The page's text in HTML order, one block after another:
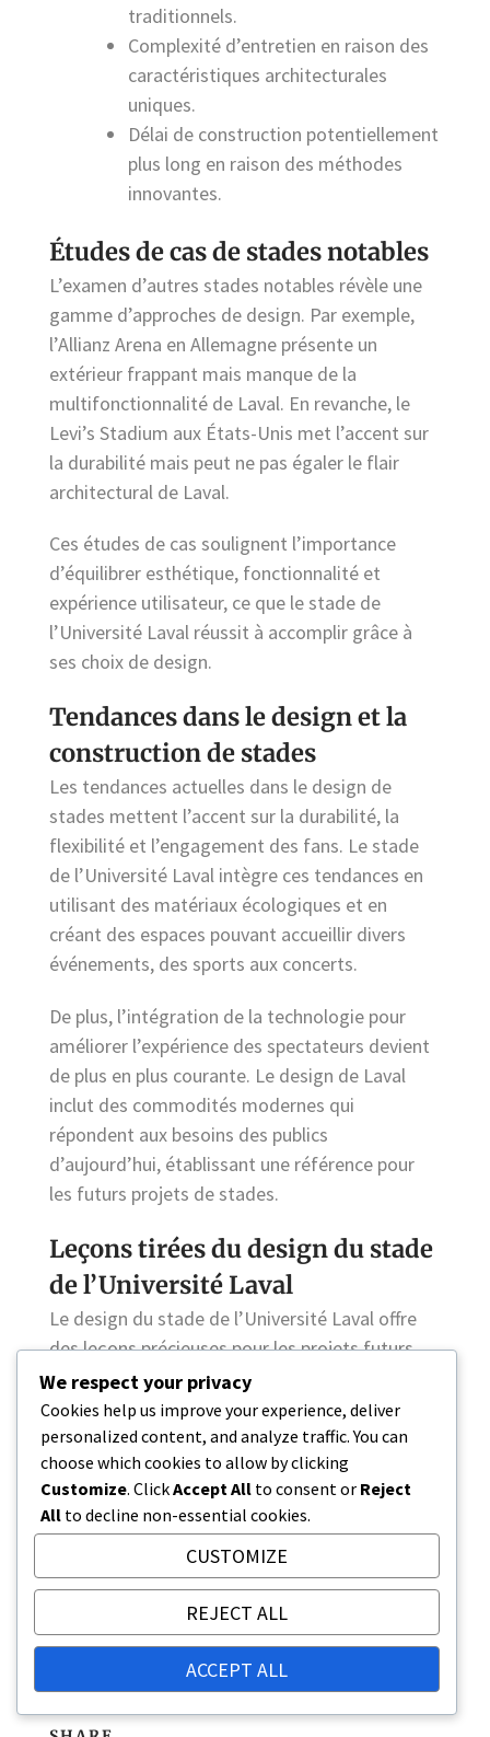
traditionnels.
Complexité d’entretien en raison des
caractéristiques architecturales
uniques.
Délai de construction potentiellement
plus long en raison des méthodes
innovantes.
Études de cas de stades notables
L’examen d’autres stades notables révèle une
gamme d’approches de design. Par exemple,
l’Allianz Arena en Allemagne présente un
extérieur frappant mais manque de la
multifonctionnalité de Laval. En revanche, le
Levi’s Stadium aux États-Unis met l’accent sur
la durabilité mais peut ne pas égaler le flair
architectural de Laval.
Ces études de cas soulignent l’importance
d’équilibrer esthétique, fonctionnalité et
expérience utilisateur, ce que le stade de
l’Université Laval réussit à accomplir grâce à
ses choix de design.
Tendances dans le design et la
construction de stades
Les tendances actuelles dans le design de
stades mettent l’accent sur la durabilité, la
flexibilité et l’engagement des fans. Le stade
de l’Université Laval intègre ces tendances en
utilisant des matériaux écologiques et en
créant des espaces pouvant accueillir divers
événements, des sports aux concerts.
De plus, l’intégration de la technologie pour
améliorer l’expérience des spectateurs devient
de plus en plus courante. Le design de Laval
inclut des commodités modernes qui
répondent aux besoins des publics
d’aujourd’hui, établissant une référence pour
les futurs projets de stades.
Leçons tirées du design du stade
de l’Université Laval
Le design du stade de l’Université Laval offre
des leçons précieuses pour les projets futurs.
L’accent mis sur l’expérience utilisateur peut
conduire à une plus grande fréquentation et
satisfaction, soulignant l’importance de choix
de design réfléchis.
De plus, l’utilisation de matériaux innovants
peut améliorer à la fois la longévité et l’attrait
esthétique d’un stade. Cependant, une
attention particulière au budget et à l’entretien
est cruciale pour éviter les pièges potentiels
associés à des designs complexes.
We respect your privacy
Cookies help us improve your experience, deliver
personalized content, and analyze traffic. You can
choose which cookies to allow by clicking
Customize. ClickAccept All to consent or Reject
All to decline non-essential cookies.
CUSTOMIZE
REJECT ALL
ACCEPT ALL